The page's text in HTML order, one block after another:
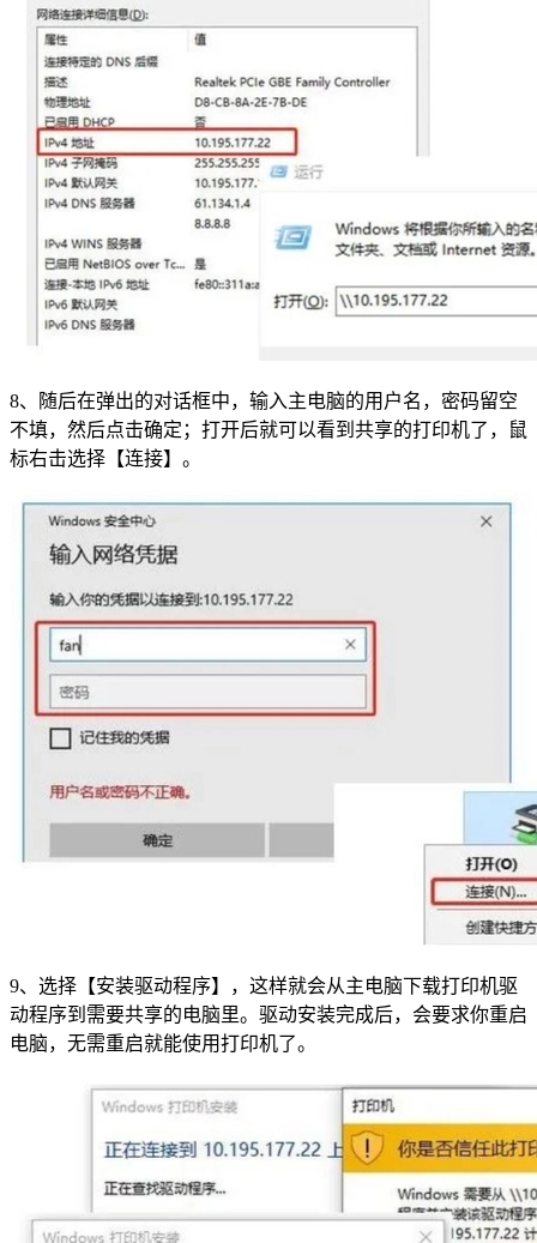
8、随后在弹出的对话框中，输入主电脑的用户名，密码留空
不填，然后点击确定；打开后就可以看到共享的打印机了，鼠
标右击选择【连接】。
9、选择【安装驱动程序】，这样就会从主电脑下载打印机驱
动程序到需要共享的电脑里。驱动安装完成后，会要求你重启
电脑，无需重启就能使用打印机了。